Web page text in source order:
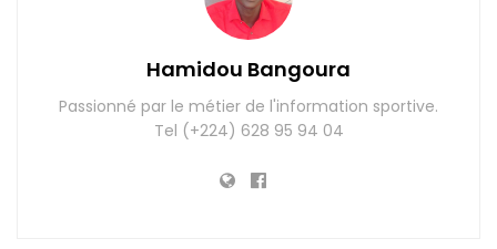
Hamidou Bangoura
Passionné par le métier de l'information sportive.
Tel (+224) 628 95 94 04